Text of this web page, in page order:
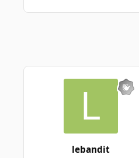
lebandit